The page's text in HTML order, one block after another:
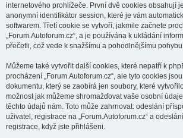
internetového prohlížeče. První dvě cookies obsahují
anonymní identifikátor session, které je vám
softwarem. Třetí cookie se vytvoří, jakmile začnete
„Forum.Autoforum.cz“, a je používána k ukládání
přečetli, což vede k snažšímu a pohodlnějšímu
Můžeme také vytvořit další cookies, které nepatří k
procházení „Forum.Autoforum.cz“, ale tyto cookies
dokumentu, který se zaobírá jen soubory, které
možnost jak můžeme shromažďovat vaše osobní
těchto údajů nám. Toto může zahrnovat: odeslání
uživatel, registrace na „Forum.Autoforum.cz“ a
registrace, když jste přihlášeni.